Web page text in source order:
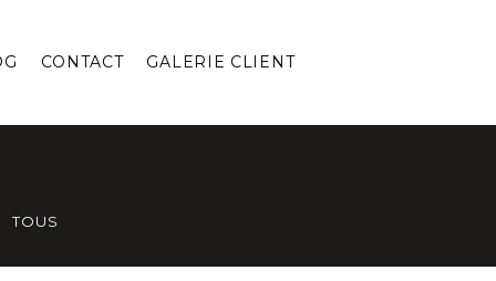
CONTACT GALERIE CLIENT
TOUS